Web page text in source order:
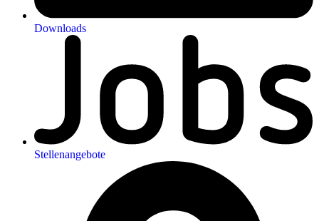
Downloads
Stellenangebote